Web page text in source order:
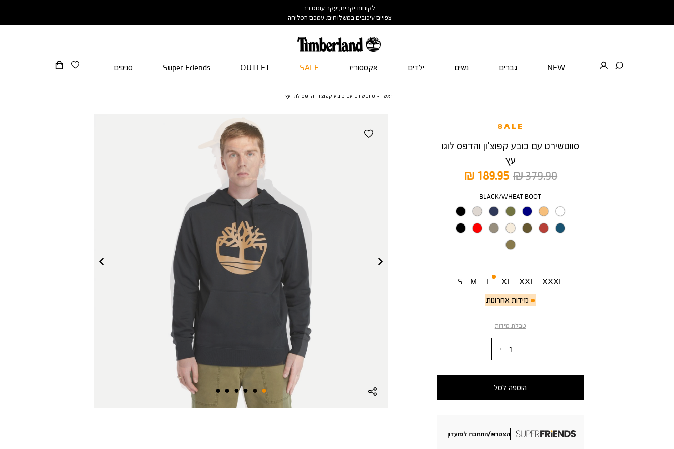
לקוחות יקרים, עקב עומס רב
צפויים עיכובים במשלוחים. עמכם הסליחה
NEW גברים נשים ילדים אקססוריז SALE
OUTLET
Super Friends סניפים
ראשי סווטשירט עם כובע קפוצ’ון והדפס לוגו עץ
SALE
סווטשירט עם כובע קפוצ’ון והדפס לוגו
עץ
מחיר
מוצר
189.95 ₪
מחיר
רגיל
379.90 ₪
צבע
BLACK/WHEAT BOOT
S M
L
מידות אחרונות
XL XXL XXXL
טבלת מידות
הוספה לסל
הצטרפו/התחברו למועדון